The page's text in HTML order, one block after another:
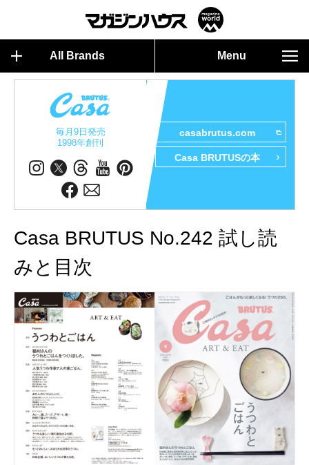
All Brands Menu
毎月9日発売
1998年創刊
casabrutus.com
Casa BRUTUSの本
Casa BRUTUS No.242 試し読
みと目次